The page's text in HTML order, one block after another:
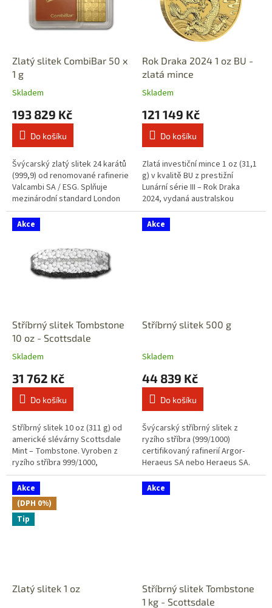
Zlatý slitek CombiBar 50 x
1 g
Skladem
193 829 Kč
Do košíku
Švýcarský zlatý slitek 24 karátů
(999,9) od renomované rafinerie
Valcambi SA / ESG. Splňuje
mezinárodní standard London
Good Delivery (LBMA) a je
akceptován na všech
světových...
Rok Draka 2024 1 oz BU -
zlatá mince
Skladem
121 149 Kč
Do košíku
Zlatá investiční mince 1 oz (31,1
g) v kvalitě BU z prestižní
Lunární série III – Rok Draka
2024, vydaná australskou
mincovnou The Perth Mint.
Mince je vyražena z ryzího
zlata...
Akce
Stříbrný slitek Tombstone
10 oz - Scottsdale
Skladem
31 762 Kč
Do košíku
Stříbrný slitek 10 oz (311 g) od
americké slévárny Scottsdale
Mint – Tombstone. Vyroben z
ryzího stříbra 999/1000,
inspirovaný legendami starého
amerického západu. Každý kus
je...
Akce
Stříbrný slitek 500 g
Skladem
44 839 Kč
Do košíku
Švýcarský stříbrný slitek z
ryzího stříbra (999/1000)
certifikovaný rafinerií Argor-
Heraeus SA nebo Heraeus SA.
Splňuje mezinárodní standard
London Good Delivery (LBMA) a
je...
Akce
(DPH 0%)
Tip
Zlatý slitek 1 oz
Akce
Stříbrný slitek Tombstone
1 kg - Scottsdale